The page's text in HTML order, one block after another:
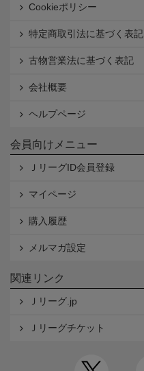
Cookieポリシー
特定商取引法に基づく表記
古物営業法に基づく表記
会社概要
ヘルプページ
会員向けメニュー
ＪリーグID会員登録
マイページ
購入履歴
メルマガ設定
関連リンク
Ｊリーグ.jp
Ｊリーグチケット